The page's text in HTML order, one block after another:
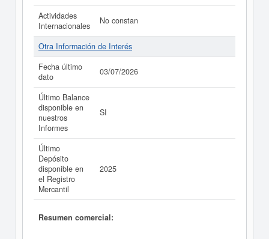
Actividades
Internacionales
No constan
Otra Información de Interés
Fecha último
dato
03/07/2026
Último Balance
disponible en
nuestros
Informes
SI
Último
Depósito
disponible en
el Registro
Mercantil
2025
Resumen comercial: